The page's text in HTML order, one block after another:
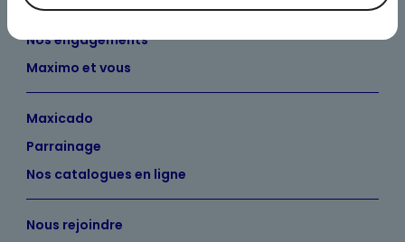
Bienvenue chez Maximo
Nos engagements
Maximo et vous
Maxicado
Parrainage
Nos catalogues en ligne
Nous rejoindre